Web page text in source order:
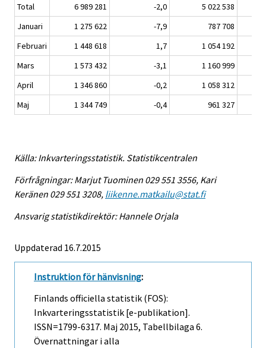
Total
6 989 281 -2,0
5 022 538
Januari
1 275 622 -7,9
787 708
Februari
1 448 618 1,7
1 054 192
Mars
1 573 432 -3,1
1 160 999
April
1 346 860 -0,2
1 058 312
Maj
1 344 749 -0,4 961 327
Källa: Inkvarteringsstatistik. Statistikcentralen
Förfrågningar: Marjut Tuominen 029 551 3556, Kari
Keränen 029 551 3208, liikenne.matkailu@stat.fi
Ansvarig statistikdirektör: Hannele Orjala
Uppdaterad 16.7.2015
Instruktion för hänvisning:
Finlands officiella statistik (FOS):
Inkvarteringsstatistik [e-publikation].
ISSN=1799-6317. Maj 2015, Tabellbilaga 6.
Övernattningar i alla